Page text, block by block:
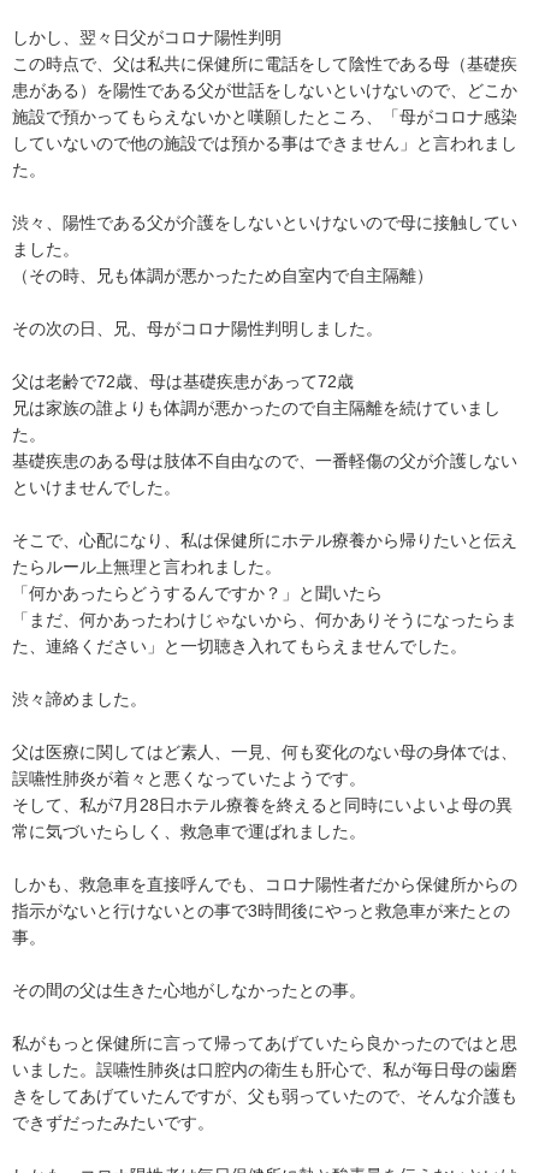
しかし、翌々日父がコロナ陽性判明
この時点で、父は私共に保健所に電話をして陰性である母（基礎疾
患がある）を陽性である父が世話をしないといけないので、どこか
施設で預かってもらえないかと嘆願したところ、「母がコロナ感染
していないので他の施設では預かる事はできません」と言われまし
た。
渋々、陽性である父が介護をしないといけないので母に接触してい
ました。
（その時、兄も体調が悪かったため自室内で自主隔離）
その次の日、兄、母がコロナ陽性判明しました。
父は老齢で72歳、母は基礎疾患があって72歳
兄は家族の誰よりも体調が悪かったので自主隔離を続けていまし
た。
基礎疾患のある母は肢体不自由なので、一番軽傷の父が介護しない
といけませんでした。
そこで、心配になり、私は保健所にホテル療養から帰りたいと伝え
たらルール上無理と言われました。
「何かあったらどうするんですか？」と聞いたら
「まだ、何かあったわけじゃないから、何かありそうになったらま
た、連絡ください」と一切聴き入れてもらえませんでした。
渋々諦めました。
父は医療に関してはど素人、一見、何も変化のない母の身体では、
誤嚥性肺炎が着々と悪くなっていたようです。
そして、私が7月28日ホテル療養を終えると同時にいよいよ母の異
常に気づいたらしく、救急車で運ばれました。
しかも、救急車を直接呼んでも、コロナ陽性者だから保健所からの
指示がないと行けないとの事で3時間後にやっと救急車が来たとの
事。
その間の父は生きた心地がしなかったとの事。
私がもっと保健所に言って帰ってあげていたら良かったのではと思
いました。誤嚥性肺炎は口腔内の衛生も肝心で、私が毎日母の歯磨
きをしてあげていたんですが、父も弱っていたので、そんな介護も
できずだったみたいです。